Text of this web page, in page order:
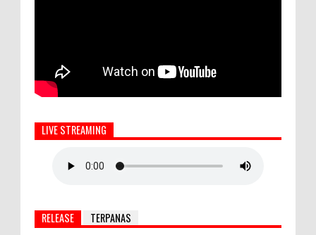
LIVE STREAMING
RELEASE TERPANAS